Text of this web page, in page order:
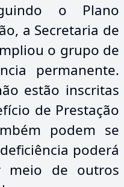
o Plano
a Secretaria de
o grupo de
permanente.
estão inscritas
de Prestação
podem se
poderá
meio de outros